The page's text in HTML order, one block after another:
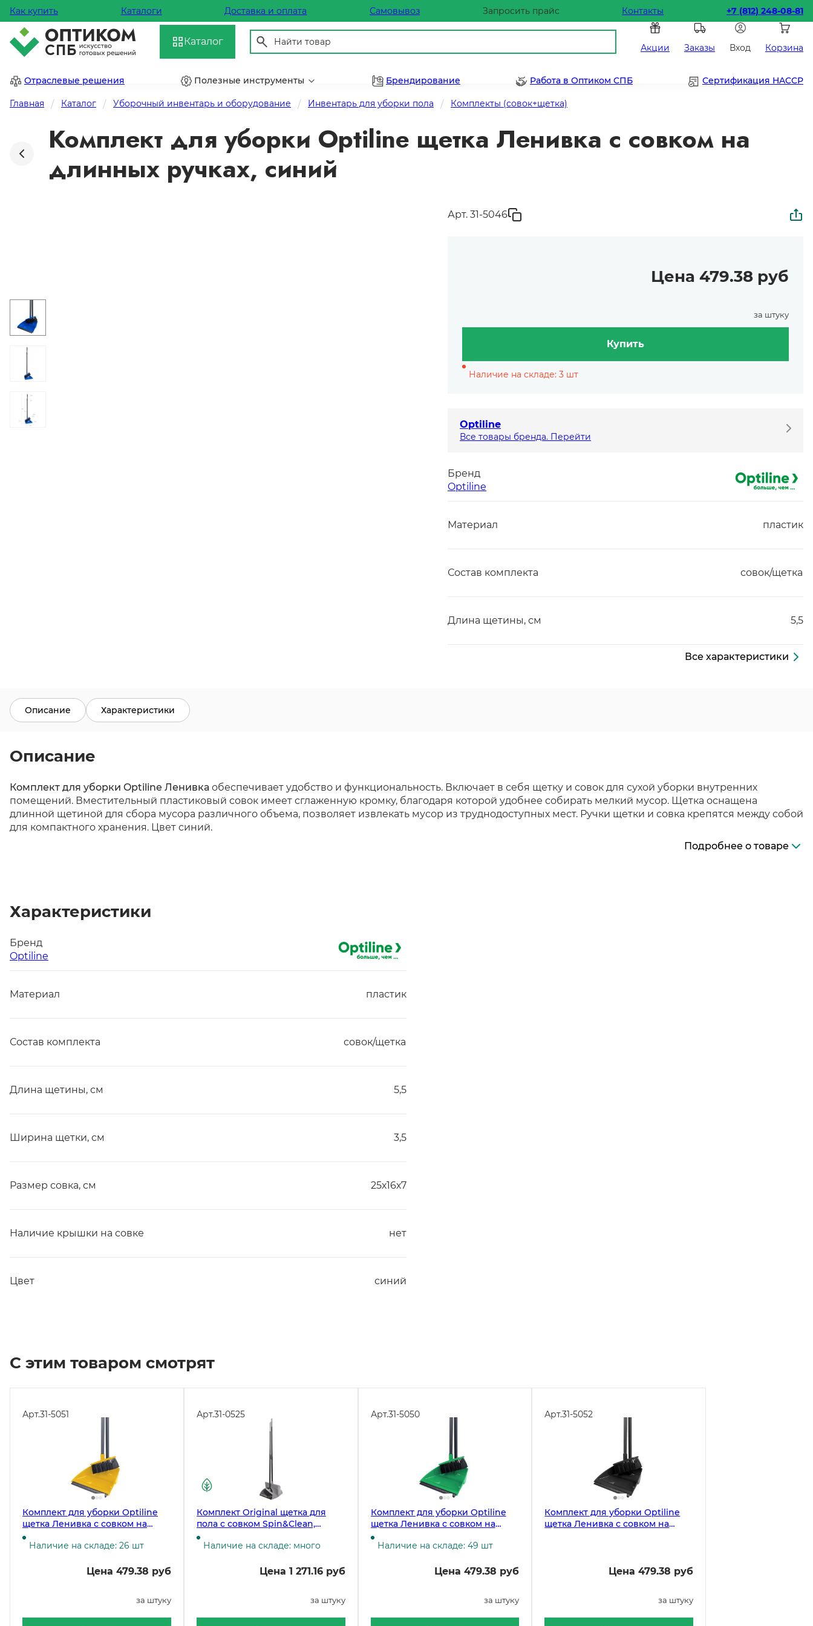
Как купить Каталоги Доставка и оплата Самовывоз Запросить прайс Контакты +7 (812) 248-08-81
Каталог
Акции Заказы Вход Корзина
Отраслевые решения Полезные инструменты Брендирование Работа в Оптиком СПБ Сертификация HACCP
Главная Каталог Уборочный инвентарь и оборудование Инвентарь для уборки пола Комплекты (совок+щетка)
Комплект для уборки Optiline щетка Ленивка с совком на
длинных ручках, синий
Арт. 31-5046
Цена 479.38 руб
за штуку
Купить
Наличие на складе: 3 шт
Optiline
Все товары бренда. Перейти
Бренд
Optiline
Материал пластик
Состав комплекта совок/щетка
Длина щетины, см 5,5
Все характеристики
Описание Характеристики
Описание
Комплект для уборки Optiline Ленивка обеспечивает удобство и функциональность. Включает в себя щетку и совок для сухой уборки внутренних
помещений. Вместительный пластиковый совок имеет сглаженную кромку, благодаря которой удобнее собирать мелкий мусор. Щетка оснащена
длинной щетиной для сбора мусора различного объема, позволяет извлекать мусор из труднодоступных мест. Ручки щетки и совка крепятся между собой
для компактного хранения. Цвет синий.
Подробнее о товаре
Характеристики
Бренд
Optiline
Материал пластик
Состав комплекта совок/щетка
Длина щетины, см 5,5
Ширина щетки, см 3,5
Размер совка, см 25х16х7
Наличие крышки на совке нет
Цвет синий
С этим товаром смотрят
Арт.31-5051
Комплект для уборки Optiline
щетка Ленивка с совком на
длинных ручках, желтый
Наличие на складе: 26 шт
Цена 479.38 руб
за штуку
Арт.31-0525
Комплект Original щетка для
пола с совком Spin&Clean,
серый
Наличие на складе: много
Цена 1 271.16 руб
за штуку
Арт.31-5050
Комплект для уборки Optiline
щетка Ленивка с совком на
длинных ручках, зеленый
Наличие на складе: 49 шт
Цена 479.38 руб
за штуку
Арт.31-5052
Комплект для уборки Optiline
щетка Ленивка с совком на
Цена 479.38 руб
за штуку